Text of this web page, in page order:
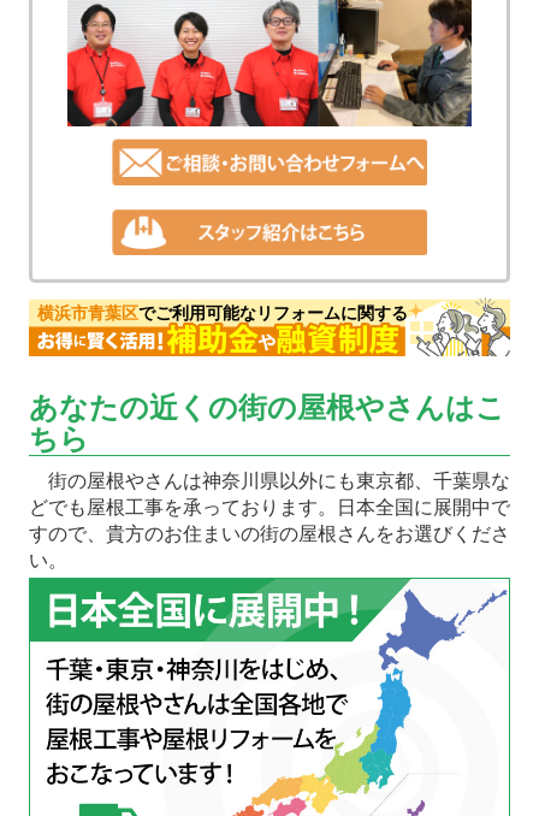
横浜市青葉区でご利用可能なリフォームに関する
あなたの近くの街の屋根やさんはこ
ちら
街の屋根やさんは神奈川県以外にも東京都、千葉県な
どでも屋根工事を承っております。日本全国に展開中で
すので、貴方のお住まいの街の屋根さんをお選びくださ
い。